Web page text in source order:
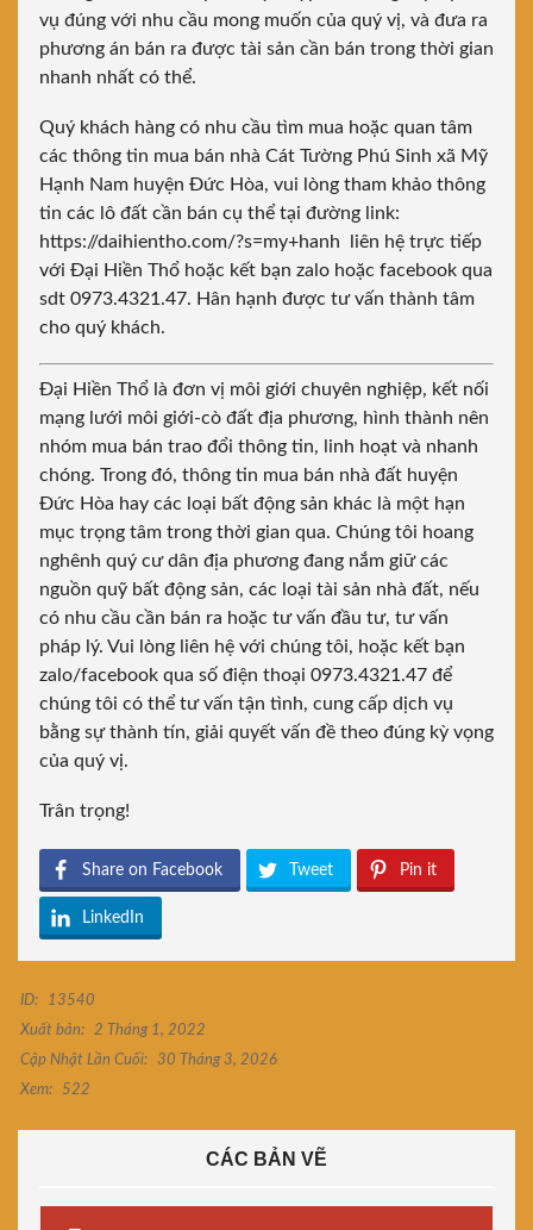
vụ đúng với nhu cầu mong muốn của quý vị, và đưa ra
phương án bán ra được tài sản cần bán trong thời gian
nhanh nhất có thể.
Quý khách hàng có nhu cầu tìm mua hoặc quan tâm
các thông tin mua bán nhà Cát Tường Phú Sinh xã Mỹ
Hạnh Nam huyện Đức Hòa, vui lòng tham khảo thông
tin các lô đất cần bán cụ thể tại đường link:
https://daihientho.com/?s=my+hanh
liên hệ trực tiếp
với Đại Hiền Thổ hoặc kết bạn zalo hoặc facebook qua
sdt 0973.4321.47. Hân hạnh được tư vấn thành tâm
cho quý khách.
Đại Hiền Thổ là đơn vị môi giới chuyên nghiệp, kết nối
mạng lưới môi giới-cò đất địa phương, hình thành nên
nhóm mua bán trao đổi thông tin, linh hoạt và nhanh
chóng. Trong đó, thông tin mua bán nhà đất huyện
Đức Hòa hay các loại bất động sản khác là một hạn
mục trọng tâm trong thời gian qua. Chúng tôi hoang
nghênh quý cư dân địa phương đang nắm giữ các
nguồn quỹ bất động sản, các loại tài sản nhà đất, nếu
có nhu cầu cần bán ra hoặc tư vấn đầu tư, tư vấn
pháp lý. Vui lòng liên hệ với chúng tôi, hoặc kết bạn
zalo/facebook qua số điện thoại 0973.4321.47 để
chúng tôi có thể tư vấn tận tình, cung cấp dịch vụ
bằng sự thành tín, giải quyết vấn đề theo đúng kỳ vọng
của quý vị.
Trân trọng!
Share on Facebook Tweet Pin it
LinkedIn
ID:
13540
Xuất bản:
2 Tháng 1, 2022
Cập Nhật Lần Cuối:
30 Tháng 3, 2026
Xem:
522
CÁC BẢN VẼ